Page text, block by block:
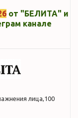
от "БЕЛИТА" и
канале
лица,100